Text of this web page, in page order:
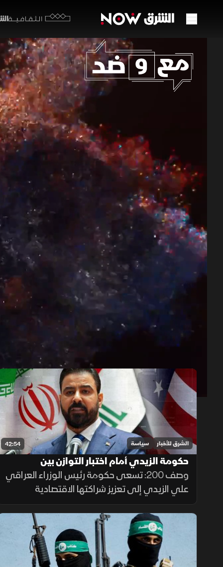
الثقافية
1x auto
20 يونيو 2026
مع
تتجه
السلطة في
قدرة
للوصول
حلقات الموسم 2026
42:54 الشرق للأخبار سياسة
حكومة الزيدي أمام اختبار التوازن بين
الولايات المتحدة وإيران
وصف 200: تسعى حكومة رئيس الوزراء العراقي
علي الزيدي إلى تعزيز شراكتها الاقتصادية
والأمنية مع واشنطن، مع تجنب الصدام مع
طهران والقوى المسلحة المرتبطة بها داخل
العراق.